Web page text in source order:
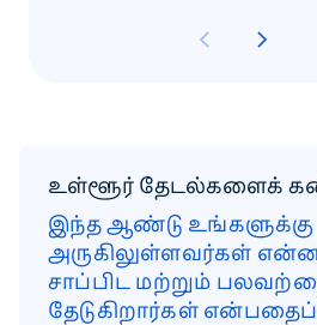
உள்ளூர் தேடல்களைக்
இந்த ஆண்டு உங்களுக்கு
அருகிலுள்ளவர்கள்
சாப்பிட மற்றும்
தேடுகிறார்கள் என்பதைப்